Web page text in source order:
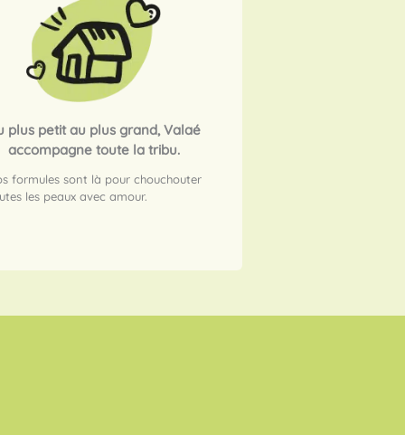
plus petit au plus grand, Valaé
accompagne toute la tribu.
formules sont là pour chouchouter
les peaux avec amour.